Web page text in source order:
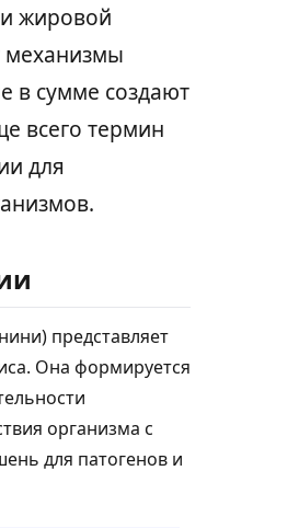
жировой
механизмы
в сумме создают
всего термин
для
представляет
Она формируется
организма с
для патогенов и